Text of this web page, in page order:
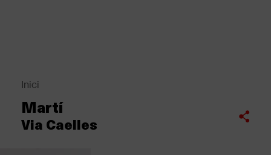
Fil
d'Ariadna
Inici
Martí
Via Caelles
Compartir